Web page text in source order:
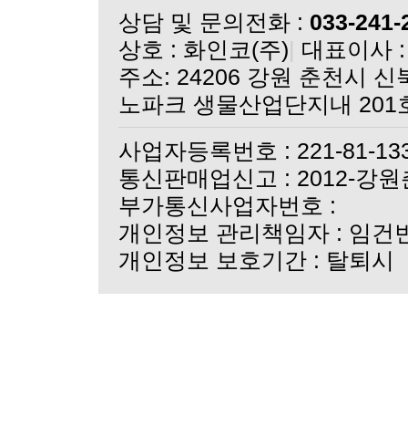
실크 단백질 마스크
더실크크리스탈 바이
더실크크리스탈 바이
쇼핑몰 오픈 기념 이
쇼핑몰 오픈 안내
상담 및 문의전화 : 033-241-
상호 : 화인코(주)| 대표이사
노파크 생물산업단지내 201
사업자등록번호 : 221-81-
통신판매업신고 : 2012-강
부가통신사업자번호 :
개인정보 관리책임자 : 임건
개인정보 보호기간 : 탈퇴시